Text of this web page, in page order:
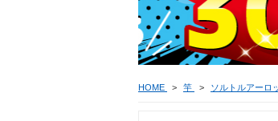
HOME > 竿 > ソルトルアーロ